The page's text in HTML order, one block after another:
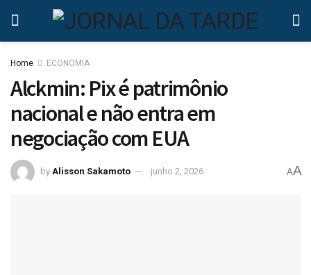
Home ECONOMIA
Alckmin: Pix é patrimônio
nacional e não entra em
negociação com EUA
by Alisson Sakamoto junho 2, 2026 AA